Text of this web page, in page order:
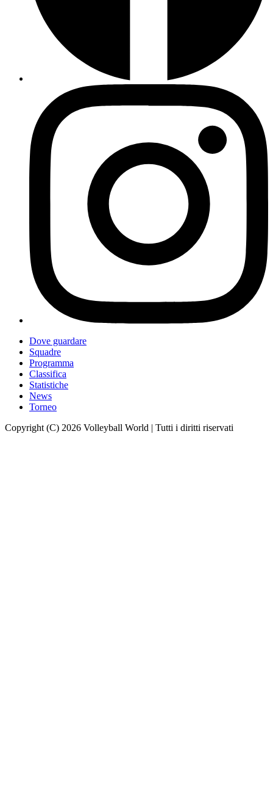
Dove guardare
Squadre
Programma
Classifica
Statistiche
News
Torneo
Copyright (C) 2026 Volleyball World | Tutti i diritti riservati